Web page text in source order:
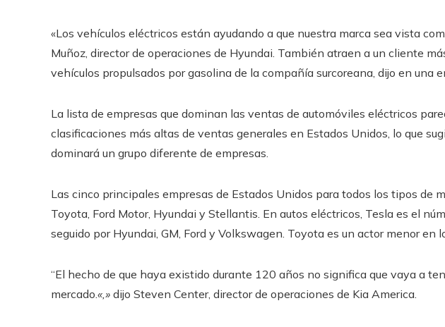
«Los vehículos eléctricos están ayudando a que nuestra marca sea vista
Muñoz, director de operaciones de Hyundai. También atraen a un cliente
vehículos propulsados ​​por gasolina de la compañía surcoreana, dijo en una
La lista de empresas que dominan las ventas de automóviles eléctricos
clasificaciones más altas de ventas generales en Estados Unidos, lo que
dominará un grupo diferente de empresas.
Las cinco principales empresas de Estados Unidos para todos los tipos de
Toyota, Ford Motor, Hyundai y Stellantis. En autos eléctricos, Tesla es el
seguido por Hyundai, GM, Ford y Volkswagen. Toyota es un actor menor en
“El hecho de que haya existido durante 120 años no significa que vaya a
mercado.«,» dijo Steven Center, director de operaciones de Kia America.